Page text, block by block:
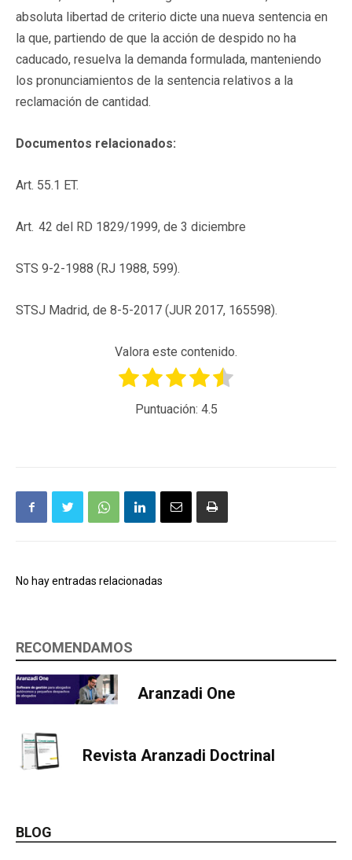
absoluta libertad de criterio dicte una nueva sentencia en
la que, partiendo de que la acción de despido no ha
caducado, resuelva la demanda formulada, manteniendo
los pronunciamientos de la sentencia relativos a la
reclamación de cantidad.
Documentos relacionados:
Art. 55.1 ET.
Art. 42 del RD 1829/1999, de 3 diciembre
STS 9-2-1988 (RJ 1988, 599).
STSJ Madrid, de 8-5-2017 (JUR 2017, 165598).
Valora este contenido.
Puntuación: 4.5
No hay entradas relacionadas
RECOMENDAMOS
Aranzadi One
Revista Aranzadi Doctrinal
BLOG